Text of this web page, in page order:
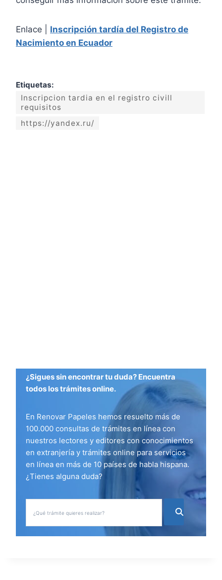
Enlace | Inscripción tardía del Registro de
Nacimiento en Ecuador
Etiquetas:
Inscripcion tardia en el registro civill
requisitos
https://yandex.ru/
¿Sigues sin encontrar tu duda? Encuentra
todos los trámites online.
En Renovar Papeles hemos resuelto más de
100.000 consultas de trámites en línea con
nuestros lectores y editores con conocimientos
en extranjería y trámites online para servicios
en línea en más de 10 países de habla hispana.
¿Tienes alguna duda?